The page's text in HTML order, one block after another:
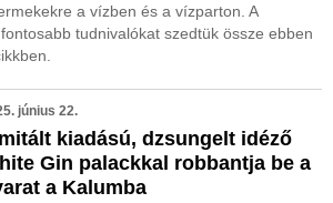
a vízben és a vízparton. A
tudnivalókat szedtük össze ebben
június 22.
kiadású, dzsungelt idéző
Gin palackkal robbantja be a
a Kalumba